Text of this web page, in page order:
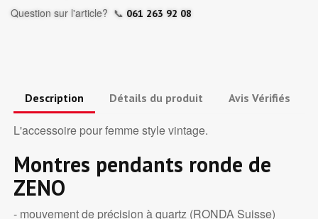
Question sur l'article? 📞 061 263 92 08
Description Détails du produit Avis Vérifiés
L'accessoire pour femme style vintage.
Montres pendants ronde de
ZENO
- mouvement de précision à quartz (RONDA Suisse)